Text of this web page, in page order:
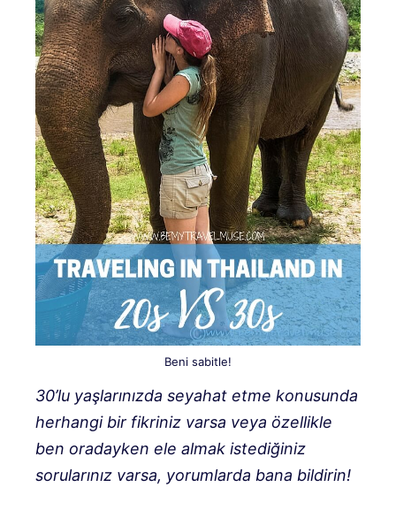
Beni sabitle!
30’lu yaşlarınızda seyahat etme konusunda
herhangi bir fikriniz varsa veya özellikle
ben oradayken ele almak istediğiniz
sorularınız varsa, yorumlarda bana bildirin!